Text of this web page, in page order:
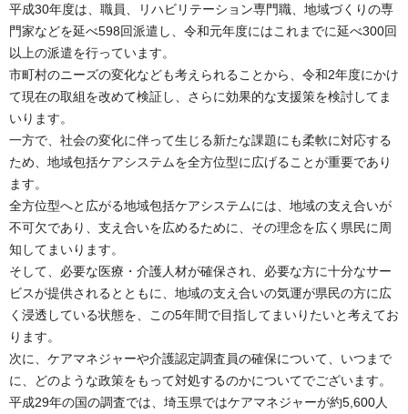
平成30年度は、職員、リハビリテーション専門職、地域づくりの専
門家などを延べ598回派遣し、令和元年度にはこれまでに延べ300回
以上の派遣を行っています。
市町村のニーズの変化なども考えられることから、令和2年度にかけ
て現在の取組を改めて検証し、さらに効果的な支援策を検討してま
いります。
一方で、社会の変化に伴って生じる新たな課題にも柔軟に対応する
ため、地域包括ケアシステムを全方位型に広げることが重要であり
ます。
全方位型へと広がる地域包括ケアシステムには、地域の支え合いが
不可欠であり、支え合いを広めるために、その理念を広く県民に周
知してまいります。
そして、必要な医療・介護人材が確保され、必要な方に十分なサー
ビスが提供されるとともに、地域の支え合いの気運が県民の方に広
く浸透している状態を、この5年間で目指してまいりたいと考えてお
ります。
次に、ケアマネジャーや介護認定調査員の確保について、いつまで
に、どのような政策をもって対処するのかについてでございます。
平成29年の国の調査では、埼玉県ではケアマネジャーが約5,600人